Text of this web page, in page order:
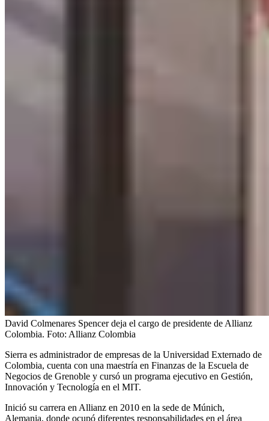
David Colmenares Spencer deja el cargo de presidente de Allianz
Colombia. Foto: Allianz Colombia
Sierra es administrador de empresas de la Universidad Externado de
Colombia, cuenta con una maestría en Finanzas de la Escuela de
Negocios de Grenoble y cursó un programa ejecutivo en Gestión,
Innovación y Tecnología en el MIT.
Inició su carrera en Allianz en 2010 en la sede de Múnich,
Alemania, donde ocupó diferentes responsabilidades en el área